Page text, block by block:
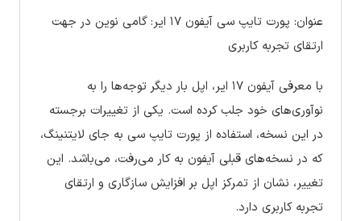
عنوان: پورت تایپ سی آیفون ۱۷ ایر: گامی نوین در جهت
ارتقای تجربه کاربری
با معرفی آیفون ۱۷ ایر، اپل بار دیگر توجه‌ها را به
نوآوری‌های خود جلب کرده است. یکی از تغییرات برجسته
در این نسخه، استفاده از پورت تایپ سی به جای لایتنینگ،
که در نسخه‌های قبلی آیفون به کار می‌رفت، می‌باشد. این
تغییر، نشان از تمرکز اپل بر افزایش سازگاری و ارتقای
تجربه کاربری دارد.